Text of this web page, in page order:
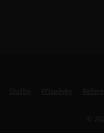
Služby Příspěvky
©